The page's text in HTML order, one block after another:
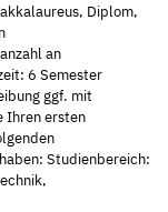
Diplom,
an
6 Semester
ggf. mit
Ihren ersten
Studienbereich: